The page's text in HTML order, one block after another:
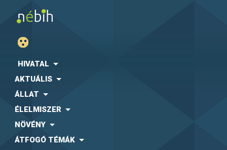
HIVATAL
AKTUÁLIS
ÁLLAT
ÉLELMISZER
NÖVÉNY
ÁTFOGÓ TÉMÁK